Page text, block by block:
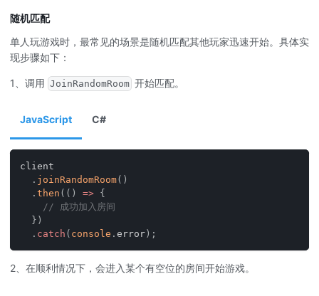
随机匹配
单人玩游戏时，最常见的场景是随机匹配其他玩家迅速开始。具体实
现步骤如下：
1、调用 JoinRandomRoom 开始匹配。
JavaScript C#
client
. joinRandomRoom( )
. then ( ( ) => {
// 成功加入房间
} )
. catch ( console . error ) ;
2、在顺利情况下，会进入某个有空位的房间开始游戏。